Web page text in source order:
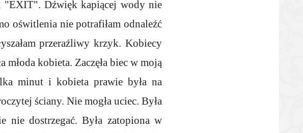
"EXIT". Dźwięk kapiącej wody nie
oświtlenia nie potrafiłam odnaleźć
przeraźliwy krzyk. Kobiecy
kobieta. Zaczęła biec w moją
minut i kobieta prawie była na
ściany. Nie mogła uciec. Była
nie dostrzegać. Była zatopiona w